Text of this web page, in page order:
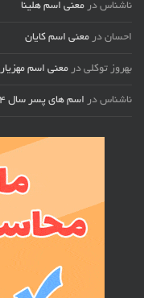
ناشناس در معنی اسم هلینا
احسان در معنی اسم کایان
بهروز توکلی در معنی اسم مهزیار
ناشناس در اسم های پسر سال ۱۴۰۴